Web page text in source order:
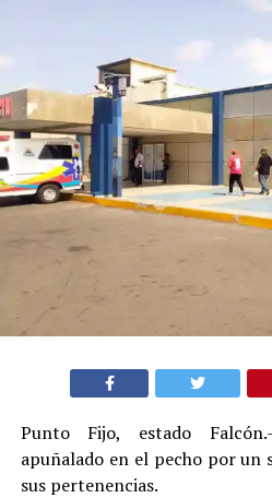
Punto Fijo, estado
apuñalado en el pecho por un
sus pertenencias.